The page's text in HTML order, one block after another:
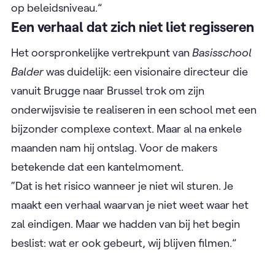
op beleidsniveau.”
Een verhaal dat zich niet liet regisseren
Het oorspronkelijke vertrekpunt van Basisschool
Balderwas duidelijk: een visionaire directeur die
vanuit Brugge naar Brussel trok om zijn
onderwijsvisie te realiseren in een school met een
bijzonder complexe context. Maar al na enkele
maanden nam hij ontslag. Voor de makers
betekende dat een kantelmoment.
“Dat is het risico wanneer je niet wil sturen. Je
maakt een verhaal waarvan je niet weet waar het
zal eindigen. Maar we hadden van bij het begin
beslist: wat er ook gebeurt, wij blijven filmen.”